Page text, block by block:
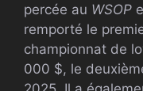
percée au WSOP
remporté le
championnat de
000 $, le